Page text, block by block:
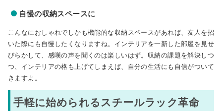
自慢の収納スペースに
こんなにおしゃれでしかも機能的な収納スペースがあれば、友人を招
いた際にも自慢したくなりますね。インテリアを一新した部屋を見せ
びらかして、感嘆の声を聞くのは楽しいはず。収納の課題を解決しつ
つ、インテリアの格も上げてしまえば、自分の生活にも自信がついて
きますよ。
手軽に始められるスチールラック革命